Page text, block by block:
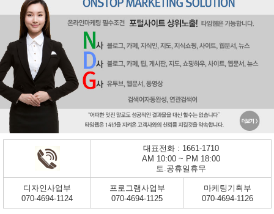
대표전화 : 1661-1710
AM 10:00 ~ PM 18:00
토.공휴일휴무
디자인사업부
070-4694-1124
프로그램사업부
070-4694-1125
마케팅기획부
070-4694-1126